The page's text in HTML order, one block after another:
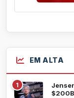
EM ALTA
1